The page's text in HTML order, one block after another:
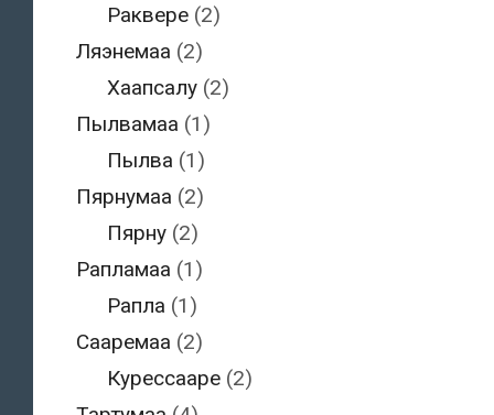
Раквере (2)
Ляэнемаа (2)
Хаапсалу (2)
Пылвамаа (1)
Пылва (1)
Пярнумаа (2)
Пярну (2)
Рапламаа (1)
Рапла (1)
Сааремаа (2)
Курессааре (2)